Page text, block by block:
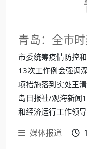
青岛：全市
市委统筹疫情防控
13次工作例会强调
项措施落到实处王
岛日报社/观海新闻
和经济运行工作领
媒体报道